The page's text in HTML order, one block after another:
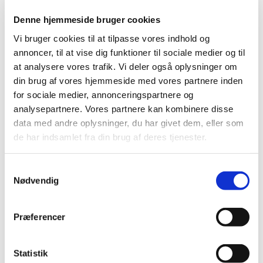
Denne hjemmeside bruger cookies
Vi bruger cookies til at tilpasse vores indhold og
annoncer, til at vise dig funktioner til sociale medier og til
at analysere vores trafik. Vi deler også oplysninger om
din brug af vores hjemmeside med vores partnere inden
for sociale medier, annonceringspartnere og
analysepartnere. Vores partnere kan kombinere disse
data med andre oplysninger, du har givet dem, eller som
de har indsamlet fra din brug af deres tjenester.
Nødvendig
Præferencer
Statistik
Fire indberetninger om dødsfald er vurderet
modtaget indberetninger om dødsfald efter vaccination.
Der er som beskrevet ovenfor to dødsfald, der er relateret
til det usædvanlige sygdomsbillede med blodpropper i
kombination med et lavt antal blodplader og blødninger.
Lægemiddelstyrelsen har derudover modtaget og
vurderet to indberetninger, der omhandler dødsfald i
tiden efter vaccination. I begge tilfælde er det
Lægemiddelstyrelsens vurdering, at det er mindre
sandsynligt, at der er sammenhæng med vaccinen, og at
det er overvejende sandsynligt, at dødsfaldene skyldes
andre forhold.
Lægemiddelstyrelsen følger, i samarbejde med EMA og de
andre nationale lægemyndigheder i EU, indberetninger
I Danmark har Vaxzevria ikke været anvendt i det